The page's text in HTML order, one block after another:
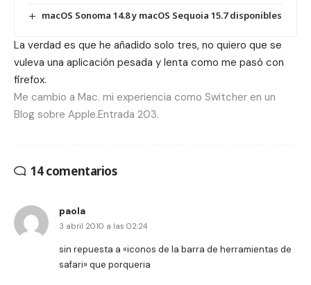
macOS Sonoma 14.8 y macOS Sequoia 15.7 disponibles
La verdad es que he añadido solo tres, no quiero que se
vuleva una aplicación pesada y lenta como me pasó con
firefox.
Me cambio a Mac. mi experiencia como Switcher en un
Blog sobre Apple.Entrada 203.
14 comentarios
paola
3 abril 2010 a las 02:24
sin repuesta a «iconos de la barra de herramientas de
safari» que porqueria